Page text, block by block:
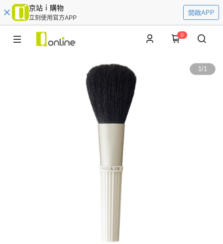
京站ｉ購物
立刻使用官方APP
開啟APP
0
1/1